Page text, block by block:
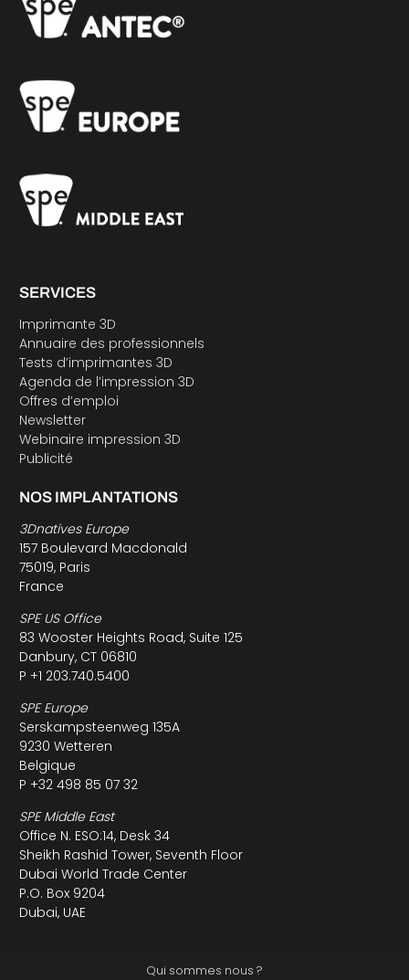
SERVICES
Imprimante 3D
Annuaire des professionnels
Tests d’imprimantes 3D
Agenda de l’impression 3D
Offres d’emploi
Newsletter
Webinaire impression 3D
Publicité
NOS IMPLANTATIONS
3Dnatives Europe
157 Boulevard Macdonald
75019, Paris
France
SPE US Office
83 Wooster Heights Road, Suite 125
Danbury, CT 06810
P +1 203.740.5400
SPE Europe
Serskampsteenweg 135A
9230 Wetteren
Belgique
P +32 498 85 07 32
SPE Middle East
Office N. ESO:14, Desk 34
Sheikh Rashid Tower, Seventh Floor
Dubai World Trade Center
P.O. Box 9204
Dubai, UAE
Qui sommes nous ?